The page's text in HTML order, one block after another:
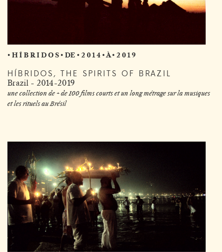
• H Í B R I D O S • DE • 2 0 1 4 • À • 2 0 1 9
HÍBRIDOS, THE SPIRITS OF BRAZIL
Brazil - 2014-2019
une collection de + de 100 films courts et un long métrage sur la musiques
et les rituels au Brésil